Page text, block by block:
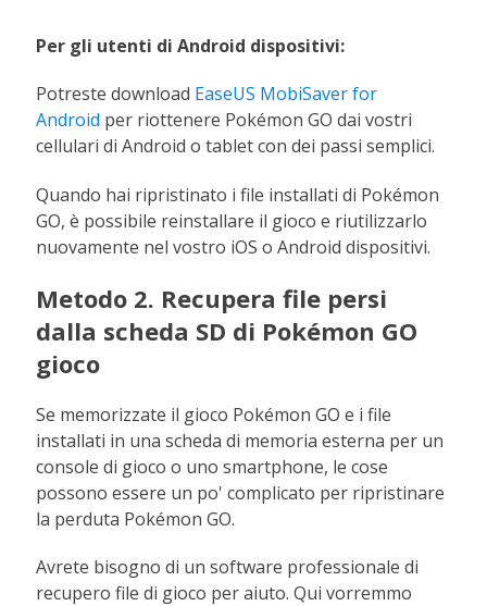
Per gli utenti di Android dispositivi:
Potreste download EaseUS MobiSaver for
Android per riottenere Pokémon GO dai vostri
cellulari di Android o tablet con dei passi semplici.
Quando hai ripristinato i file installati di Pokémon
GO, è possibile reinstallare il gioco e riutilizzarlo
nuovamente nel vostro iOS o Android dispositivi.
Metodo 2. Recupera file persi
dalla scheda SD di Pokémon GO
gioco
Se memorizzate il gioco Pokémon GO e i file
installati in una scheda di memoria esterna per un
console di gioco o uno smartphone, le cose
possono essere un po' complicato per ripristinare
la perduta Pokémon GO.
Avrete bisogno di un software professionale di
recupero file di gioco per aiuto. Qui vorremmo